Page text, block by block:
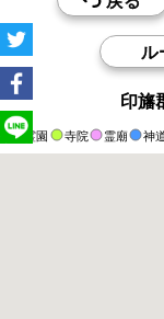
印旛
霊園 寺院 霊廟 神